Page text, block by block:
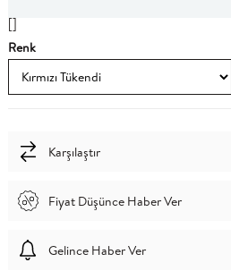
[]
Renk
Karşılaştır
Fiyat Düşünce Haber Ver
Gelince Haber Ver